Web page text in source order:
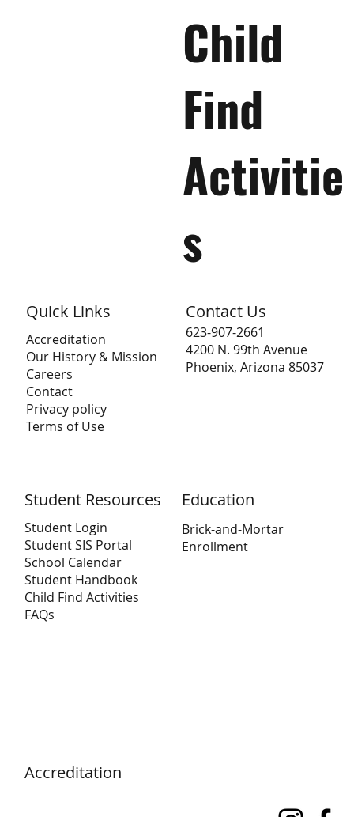
Child
Find
Activitie
s
Quick Links
Accreditation
Our History & Mission
Careers
Contact
Privacy policy
Terms of Use
Contact Us
623-907-2661
4200 N. 99th Avenue
Phoenix, Arizona 85037
Student Resources
Student Login
Student SIS Portal
School Calendar
Student Handbook
Child Find Activities
FAQs
Education
Brick-and-Mortar
Enrollment
Accreditation